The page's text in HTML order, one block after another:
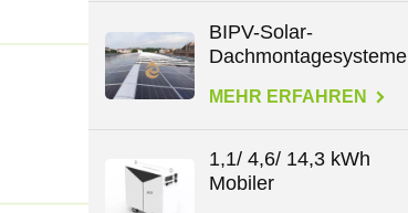
BIPV-Solar-
Dachmontagesysteme
MEHR ERFAHREN
1,1/ 4,6/ 14,3 kWh
Mobiler